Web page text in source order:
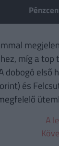
míg a
első
és
A